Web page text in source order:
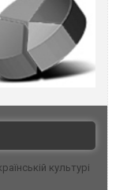
культурі